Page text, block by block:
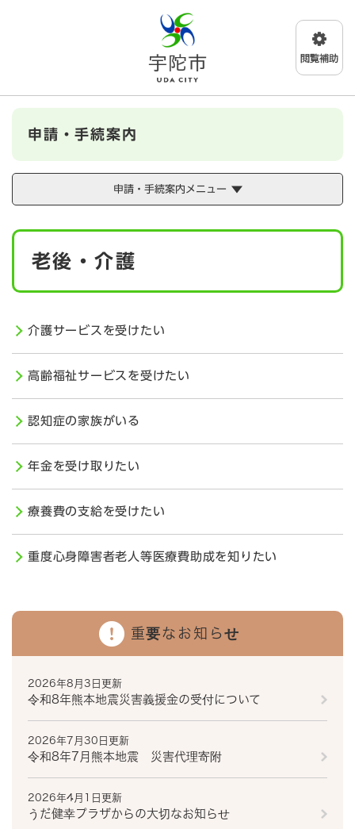
メニューを飛ばして本文へ
申請・手続案内
申請・手続案内メニュー
本
老後・介護
介護サービスを受けたい
高齢福祉サービスを受けたい
認知症の家族がいる
年金を受け取りたい
療養費の支給を受けたい
重度心身障害者老人等医療費助成を知りたい
重要なお知らせ
2026年8月3日更新
令和8年熊本地震災害義援金の受付について
2026年7月30日更新
令和8年7月熊本地震 災害代理寄附
2026年4月1日更新
うだ健幸プラザからの大切なお知らせ